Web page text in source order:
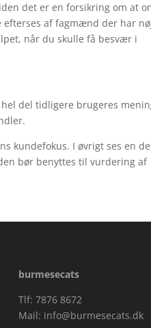
det er en forsikring om at
af fagmænd der har
når du skulle få besvær i
del tidligere brugeres
kundefokus. I øvrigt ses en
bør benyttes til vurdering af
burmesecats
Tlf: 7876 8672
Mail: info@burmesecats.dk